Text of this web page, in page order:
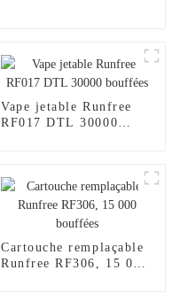
Vape jetable Runfree
RF017 DTL 30000
Cartouche remplaçable
Runfree RF306, 15 000